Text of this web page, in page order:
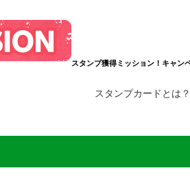
スタンプ獲得ミッション！ キャン
スタンプカードとは？